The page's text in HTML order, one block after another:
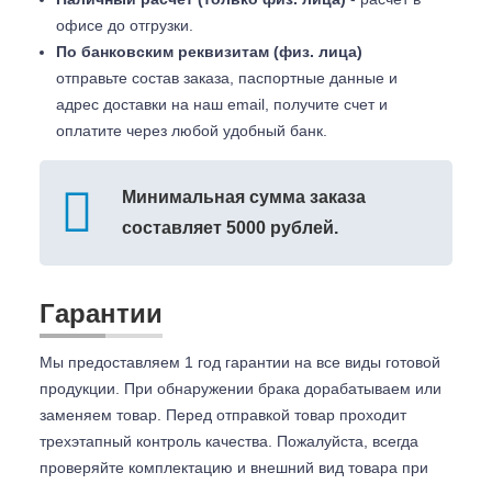
офисе до отгрузки.
По банковским реквизитам (физ. лица)
отправьте состав заказа, паспортные данные и
адрес доставки на наш email, получите счет и
оплатите через любой удобный банк.
Минимальная сумма заказа
составляет 5000 рублей.
Гарантии
Мы предоставляем 1 год гарантии на все виды готовой
продукции. При обнаружении брака дорабатываем или
заменяем товар. Перед отправкой товар проходит
трехэтапный контроль качества. Пожалуйста, всегда
проверяйте комплектацию и внешний вид товара при